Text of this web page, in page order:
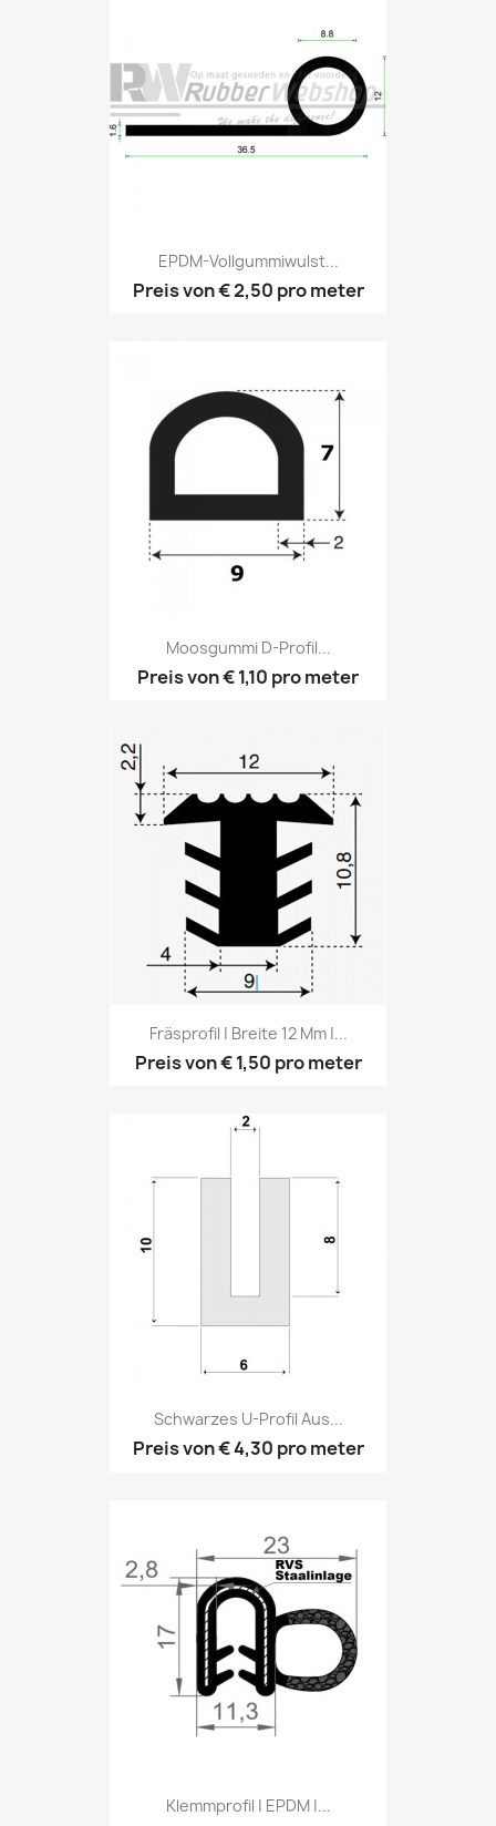
EPDM-Vollgummiwulst...
Preis von€ 2,50 pro meter
Moosgummi D-Profil...
Preis von€ 1,10 pro meter
Fräsprofil | Breite 12 Mm |...
Preis von€ 1,50 pro meter
Schwarzes U-Profil Aus...
Preis von€ 4,30 pro meter
Klemmprofil | EPDM |...